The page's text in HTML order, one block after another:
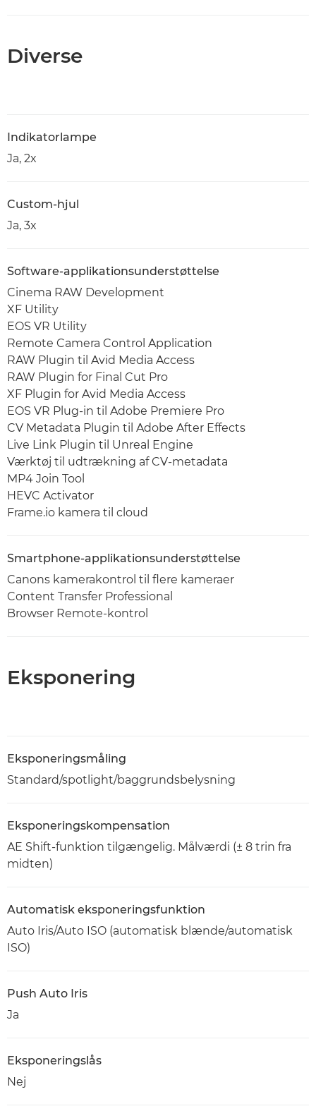
Diverse
Indikatorlampe
Ja, 2x
Custom-hjul
Ja, 3x
Software-applikationsunderstøttelse
Cinema RAW Development
XF Utility
EOS VR Utility
Remote Camera Control Application
RAW Plugin til Avid Media Access
RAW Plugin for Final Cut Pro
XF Plugin for Avid Media Access
EOS VR Plug-in til Adobe Premiere Pro
CV Metadata Plugin til Adobe After Effects
Live Link Plugin til Unreal Engine
Værktøj til udtrækning af CV-metadata
MP4 Join Tool
HEVC Activator
Frame.io kamera til cloud
Smartphone-applikationsunderstøttelse
Canons kamerakontrol til flere kameraer
Content Transfer Professional
Browser Remote-kontrol
Eksponering
Eksponeringsmåling
Standard/spotlight/baggrundsbelysning
Eksponeringskompensation
AE Shift-funktion tilgængelig. Målværdi (± 8 trin fra
midten)
Automatisk eksponeringsfunktion
Auto Iris/Auto ISO (automatisk blænde/automatisk
ISO)
Push Auto Iris
Ja
Eksponeringslås
Nej